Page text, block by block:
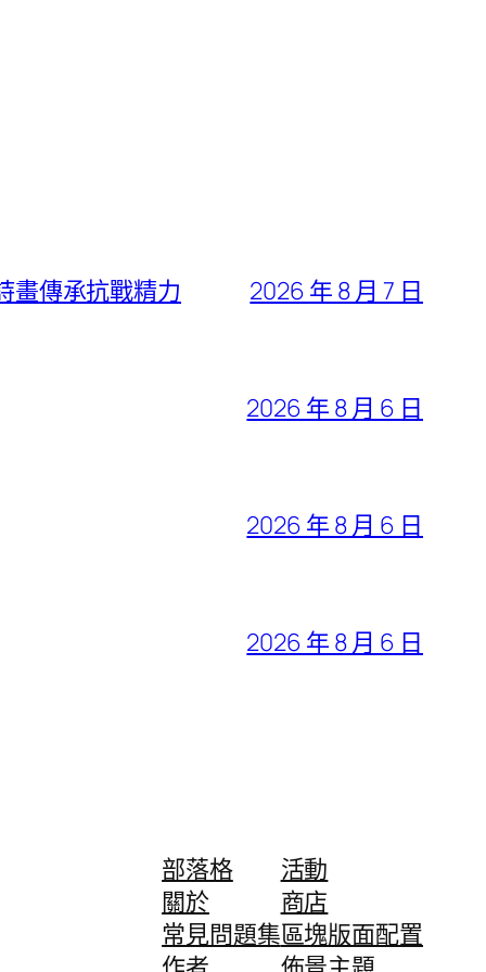
畫傳承抗戰精力 2026 年 8 月 7 日
2026 年 8 月 6 日
2026 年 8 月 6 日
2026 年 8 月 6 日
部落格
關於
常見問題集
活動
商店
區塊版面配置